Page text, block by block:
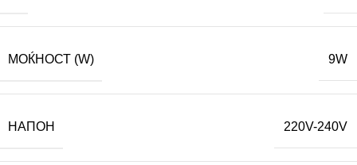
МОЌНОСТ (W) 9W
НАПОН 220V-240V